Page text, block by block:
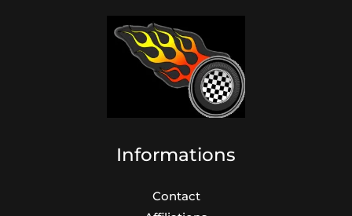
Informations
Contact